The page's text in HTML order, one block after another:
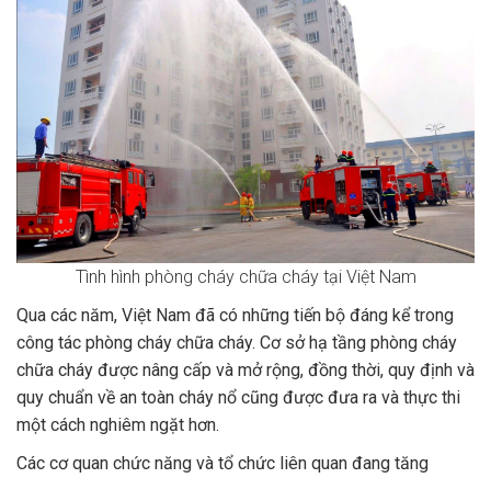
Tình hình phòng cháy chữa cháy tại Việt Nam
Qua các năm, Việt Nam đã có những tiến bộ đáng kể trong
công tác phòng cháy chữa cháy. Cơ sở hạ tầng phòng cháy
chữa cháy được nâng cấp và mở rộng, đồng thời, quy định và
quy chuẩn về an toàn cháy nổ cũng được đưa ra và thực thi
một cách nghiêm ngặt hơn.
Các cơ quan chức năng và tổ chức liên quan đang tăng